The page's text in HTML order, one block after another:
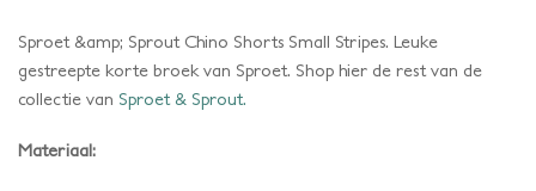
Sproet &amp; Sprout Chino Shorts Small Stripes. Leuke
gestreepte korte broek van Sproet. Shop hier de rest van de
collectie van Sproet & Sprout.
Materiaal: